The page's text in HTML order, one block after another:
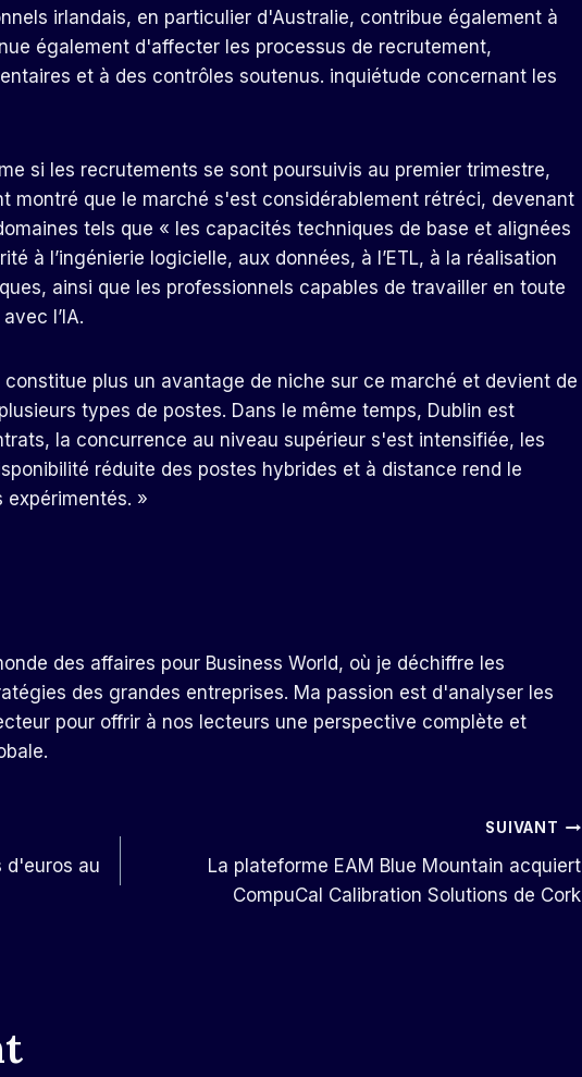
irlandais, en particulier d'Australie, contribue également à
également d'affecter les processus de recrutement,
et à des contrôles soutenus. inquiétude concernant les
si les recrutements se sont poursuivis au premier trimestre,
montré que le marché s'est considérablement rétréci, devenant
tels que « les capacités techniques de base et alignées
à l’ingénierie logicielle, aux données, à l’ETL, à la réalisation
ainsi que les professionnels capables de travailler en toute
l’IA.
plus un avantage de niche sur ce marché et devient de
types de postes. Dans le même temps, Dublin est
la concurrence au niveau supérieur s'est intensifiée, les
réduite des postes hybrides et à distance rend le
»
des affaires pour Business World, où je déchiffre les
des grandes entreprises. Ma passion est d'analyser les
pour offrir à nos lecteurs une perspective complète et
d'euros au
SUIVANT
La plateforme EAM Blue Mountain acquiert
CompuCal Calibration Solutions de Cork